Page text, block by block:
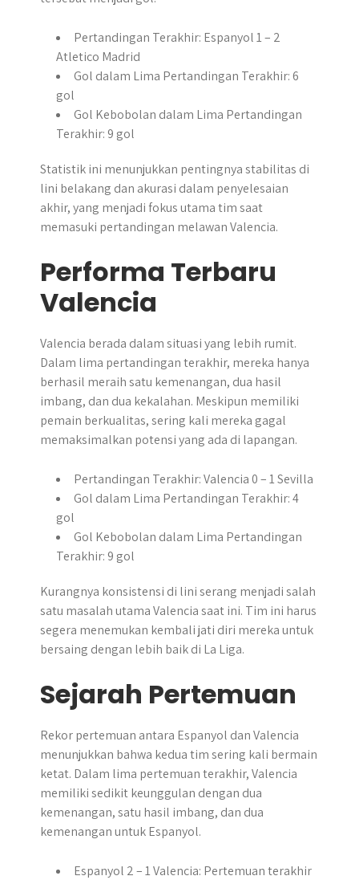
Pertandingan Terakhir: Espanyol 1 – 2
Atletico Madrid
Gol dalam Lima Pertandingan Terakhir: 6
gol
Gol Kebobolan dalam Lima Pertandingan
Terakhir: 9 gol
Statistik ini menunjukkan pentingnya stabilitas di
lini belakang dan akurasi dalam penyelesaian
akhir, yang menjadi fokus utama tim saat
memasuki pertandingan melawan Valencia.
Performa Terbaru
Valencia
Valencia berada dalam situasi yang lebih rumit.
Dalam lima pertandingan terakhir, mereka hanya
berhasil meraih satu kemenangan, dua hasil
imbang, dan dua kekalahan. Meskipun memiliki
pemain berkualitas, sering kali mereka gagal
memaksimalkan potensi yang ada di lapangan.
Pertandingan Terakhir: Valencia 0 – 1 Sevilla
Gol dalam Lima Pertandingan Terakhir: 4
gol
Gol Kebobolan dalam Lima Pertandingan
Terakhir: 9 gol
Kurangnya konsistensi di lini serang menjadi salah
satu masalah utama Valencia saat ini. Tim ini harus
segera menemukan kembali jati diri mereka untuk
bersaing dengan lebih baik di La Liga.
Sejarah Pertemuan
Rekor pertemuan antara Espanyol dan Valencia
menunjukkan bahwa kedua tim sering kali bermain
ketat. Dalam lima pertemuan terakhir, Valencia
memiliki sedikit keunggulan dengan dua
kemenangan, satu hasil imbang, dan dua
kemenangan untuk Espanyol.
Espanyol 2 – 1 Valencia: Pertemuan terakhir